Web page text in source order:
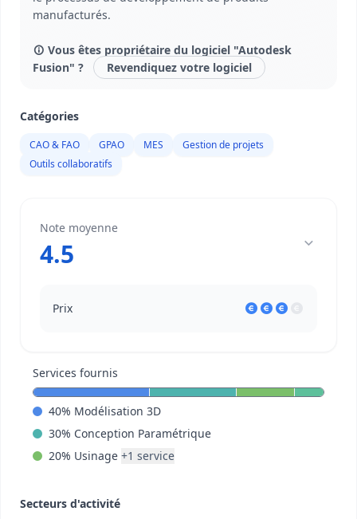
manufacturés.
Vous êtes propriétaire du logiciel "Autodesk
Fusion" ?
Revendiquez votre logiciel
Catégories
CAO & FAO GPAO MES
Gestion de projets
Outils collaboratifs
Note moyenne
4.5
Prix
Services fournis
40% Modélisation 3D
30% Conception Paramétrique
20% Usinage +1 service
Secteurs d'activité